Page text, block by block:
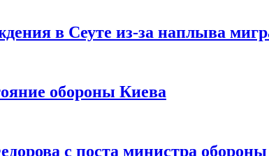
в Сеуте из-за наплыва
обороны Киева
с поста министра